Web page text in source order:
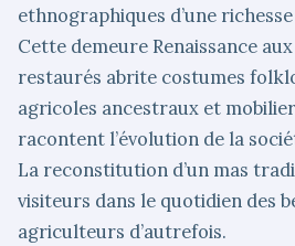
ethnographiques d’une
Cette demeure Renaissance
restaurés abrite costumes
agricoles ancestraux et
racontent l’évolution de la
La reconstitution d’un mas
visiteurs dans le quotidien des
agriculteurs d’autrefois.